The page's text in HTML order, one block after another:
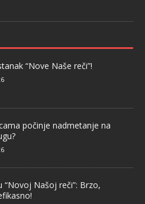
“Nove Naše reči”!
počinje nadmetanje na
“Novoj Našoj reči”: Brzo,